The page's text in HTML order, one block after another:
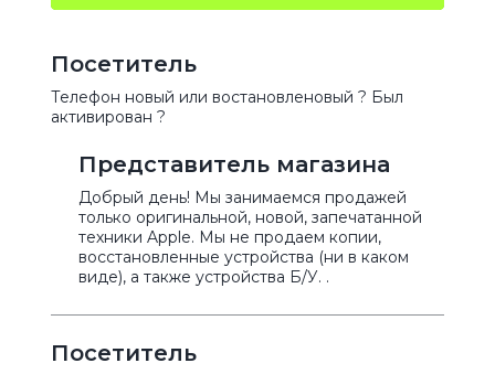
Посетитель
Телефон новый или востановленовый ? Был
активирован ?
Представитель магазина
Добрый день! Мы занимаемся продажей
только оригинальной, новой, запечатанной
техники Apple. Мы не продаем копии,
восстановленные устройства (ни в каком
виде), а также устройства Б/У. .
Посетитель